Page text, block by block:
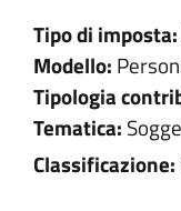
Tipo di imposta:
Modello:
Tipologia
Tematica:
Classificazione: